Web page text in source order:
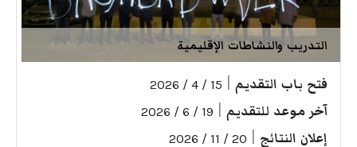
التدريب والنشاطات الإقليمية
فتح باب التقديم 15 / 4 / 2026
آخر موعد للتقديم 19 / 6 / 2026
إعلان النتائج 20 / 11 / 2026